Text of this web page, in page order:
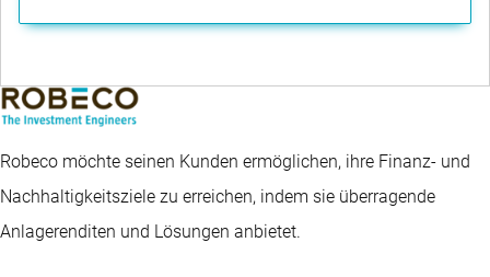
Robeco möchte seinen Kunden ermöglichen, ihre Finanz- und
Nachhaltigkeitsziele zu erreichen, indem sie überragende
Anlagerenditen und Lösungen anbietet.